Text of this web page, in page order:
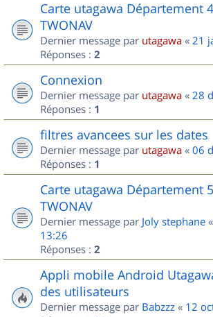
Carte utagawa Département
TWONAV
Dernier message par utagawa « 21
Réponses : 2
Connexion
Dernier message par utagawa « 28
Réponses : 1
filtres avancees sur les dates
Dernier message par utagawa « 06
Réponses : 1
Carte utagawa Département
TWONAV
Dernier message par Joly stephane «
13:26
Réponses : 2
Appli mobile Android
des utilisateurs
Dernier message par Babzzz « 12